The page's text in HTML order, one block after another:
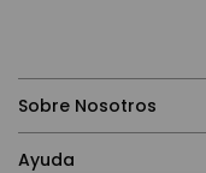
Sobre Nosotros
Ayuda